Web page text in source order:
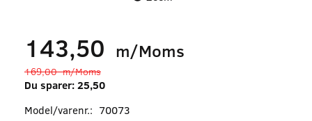
143,50 m/Moms
169,00m/Moms
Du sparer: 25,50
Model/varenr.: 70073